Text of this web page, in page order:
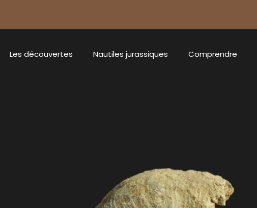
Les découvertes Nautiles jurassiques Comprendre